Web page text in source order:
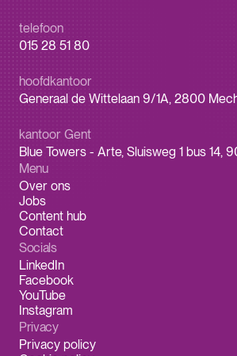
telefoon
015 28 51 80
hoofdkantoor
Generaal de Wittelaan 9/1A, 2800
kantoor Gent
Blue Towers - Arte, Sluisweg 1 bus 14,
Menu
Over ons
Jobs
Content hub
Contact
Socials
LinkedIn
Facebook
YouTube
Instagram
Privacy
Privacy policy